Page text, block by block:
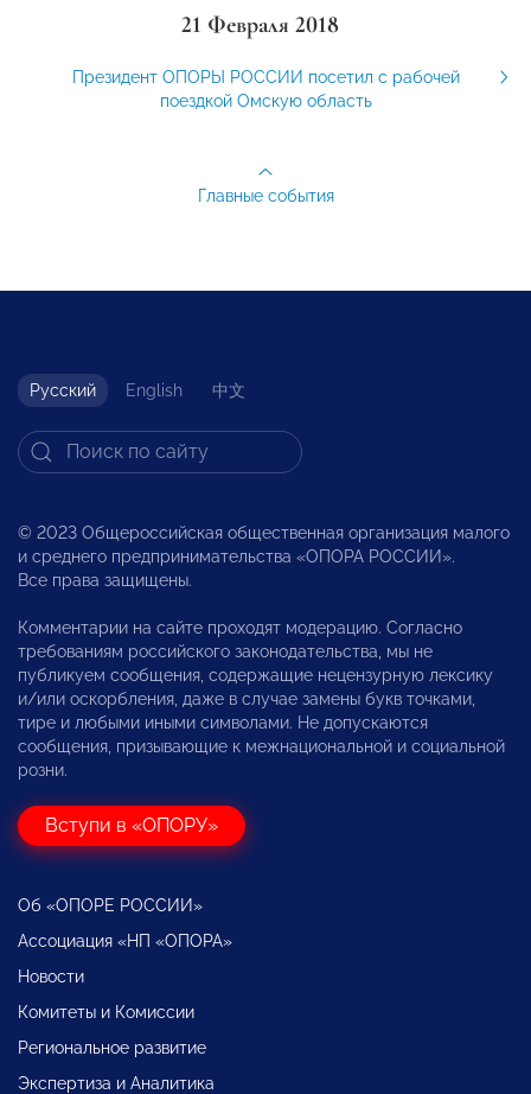
21 Февраля 2018
Президент ОПОРЫ РОССИИ посетил с рабочей
поездкой Омскую область
Главные события
Русский English 中文
© 2023 Общероссийская общественная организация малого
и среднего предпринимательства «ОПОРА РОССИИ».
Все права защищены.
Комментарии на сайте проходят модерацию. Согласно
требованиям российского законодательства, мы не
публикуем сообщения, содержащие нецензурную лексику
и/или оскорбления, даже в случае замены букв точками,
тире и любыми иными символами. Не допускаются
сообщения, призывающие к межнациональной и социальной
розни.
Вступи в «ОПОРУ»
Об «ОПОРЕ РОССИИ»
Ассоциация «НП «ОПОРА»
Новости
Комитеты и Комиссии
Региональное развитие
Экспертиза и Аналитика